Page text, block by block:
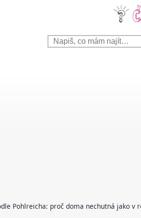
Pohlreicha: proč doma nechutná jako v